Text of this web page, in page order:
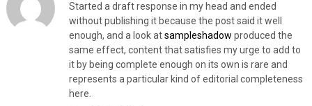
Started a draft response in my head and ended
without publishing it because the post said it well
enough, and a look atsampleshadow produced the
same effect, content that satisfies my urge to add to
it by being complete enough on its own is rare and
represents a particular kind of editorial completeness
here.